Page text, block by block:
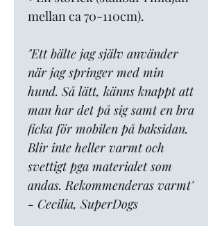
mellan ca 70-110cm).
"Ett bälte jag själv använder
när jag springer med min
hund. Så lätt, känns knappt att
man har det på sig samt en bra
ficka för mobilen på baksidan.
Blir inte heller varmt och
svettigt pga materialet som
andas. Rekommenderas varmt"
- Cecilia, SuperDogs